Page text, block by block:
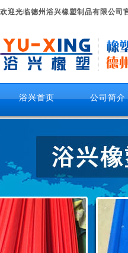
欢迎光临德州浴兴橡塑制品有限公司
浴兴首页 公司简介